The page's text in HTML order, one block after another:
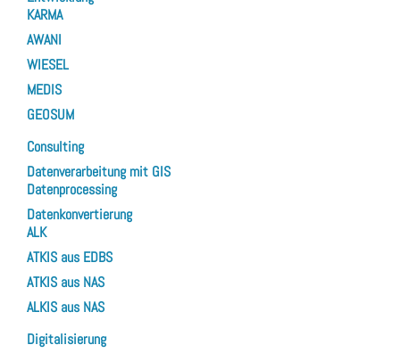
KARMA
AWANI
WIESEL
MEDIS
GEOSUM
Consulting
Datenverarbeitung mit GIS
Datenprocessing
Datenkonvertierung
ALK
ATKIS aus EDBS
ATKIS aus NAS
ALKIS aus NAS
Digitalisierung